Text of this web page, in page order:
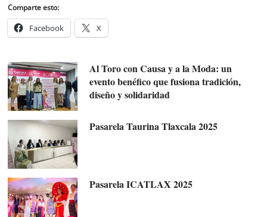
Comparte esto:
Facebook X
Al Toro con Causa y a la Moda: un
evento benéfico que fusiona tradición,
diseño y solidaridad
Pasarela Taurina Tlaxcala 2025
Pasarela ICATLAX 2025